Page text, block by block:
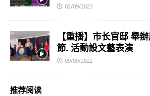
02/09/2023
【重播】市长官邸 舉
節. 活動設文藝表演
09/09/2022
推荐阅读